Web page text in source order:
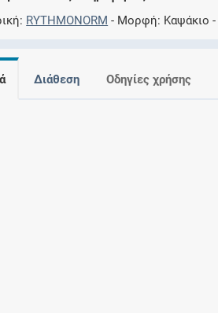
RYTHMONORM Μορφή Καψάκιο
Διάθεση Οδηγίες χρήσης